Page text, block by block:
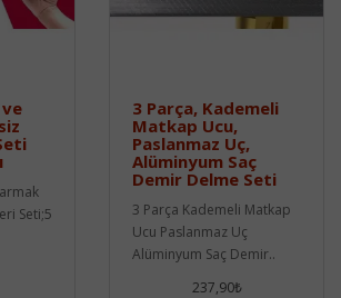
ve
Seti;5
3 Parça, Kademeli
Matkap Ucu,
Paslanmaz Uç,
Alüminyum Saç
Demir Delme Seti
3 Parça Kademeli Matkap
Ucu Paslanmaz Uç
Alüminyum Saç Demir..
237,90₺